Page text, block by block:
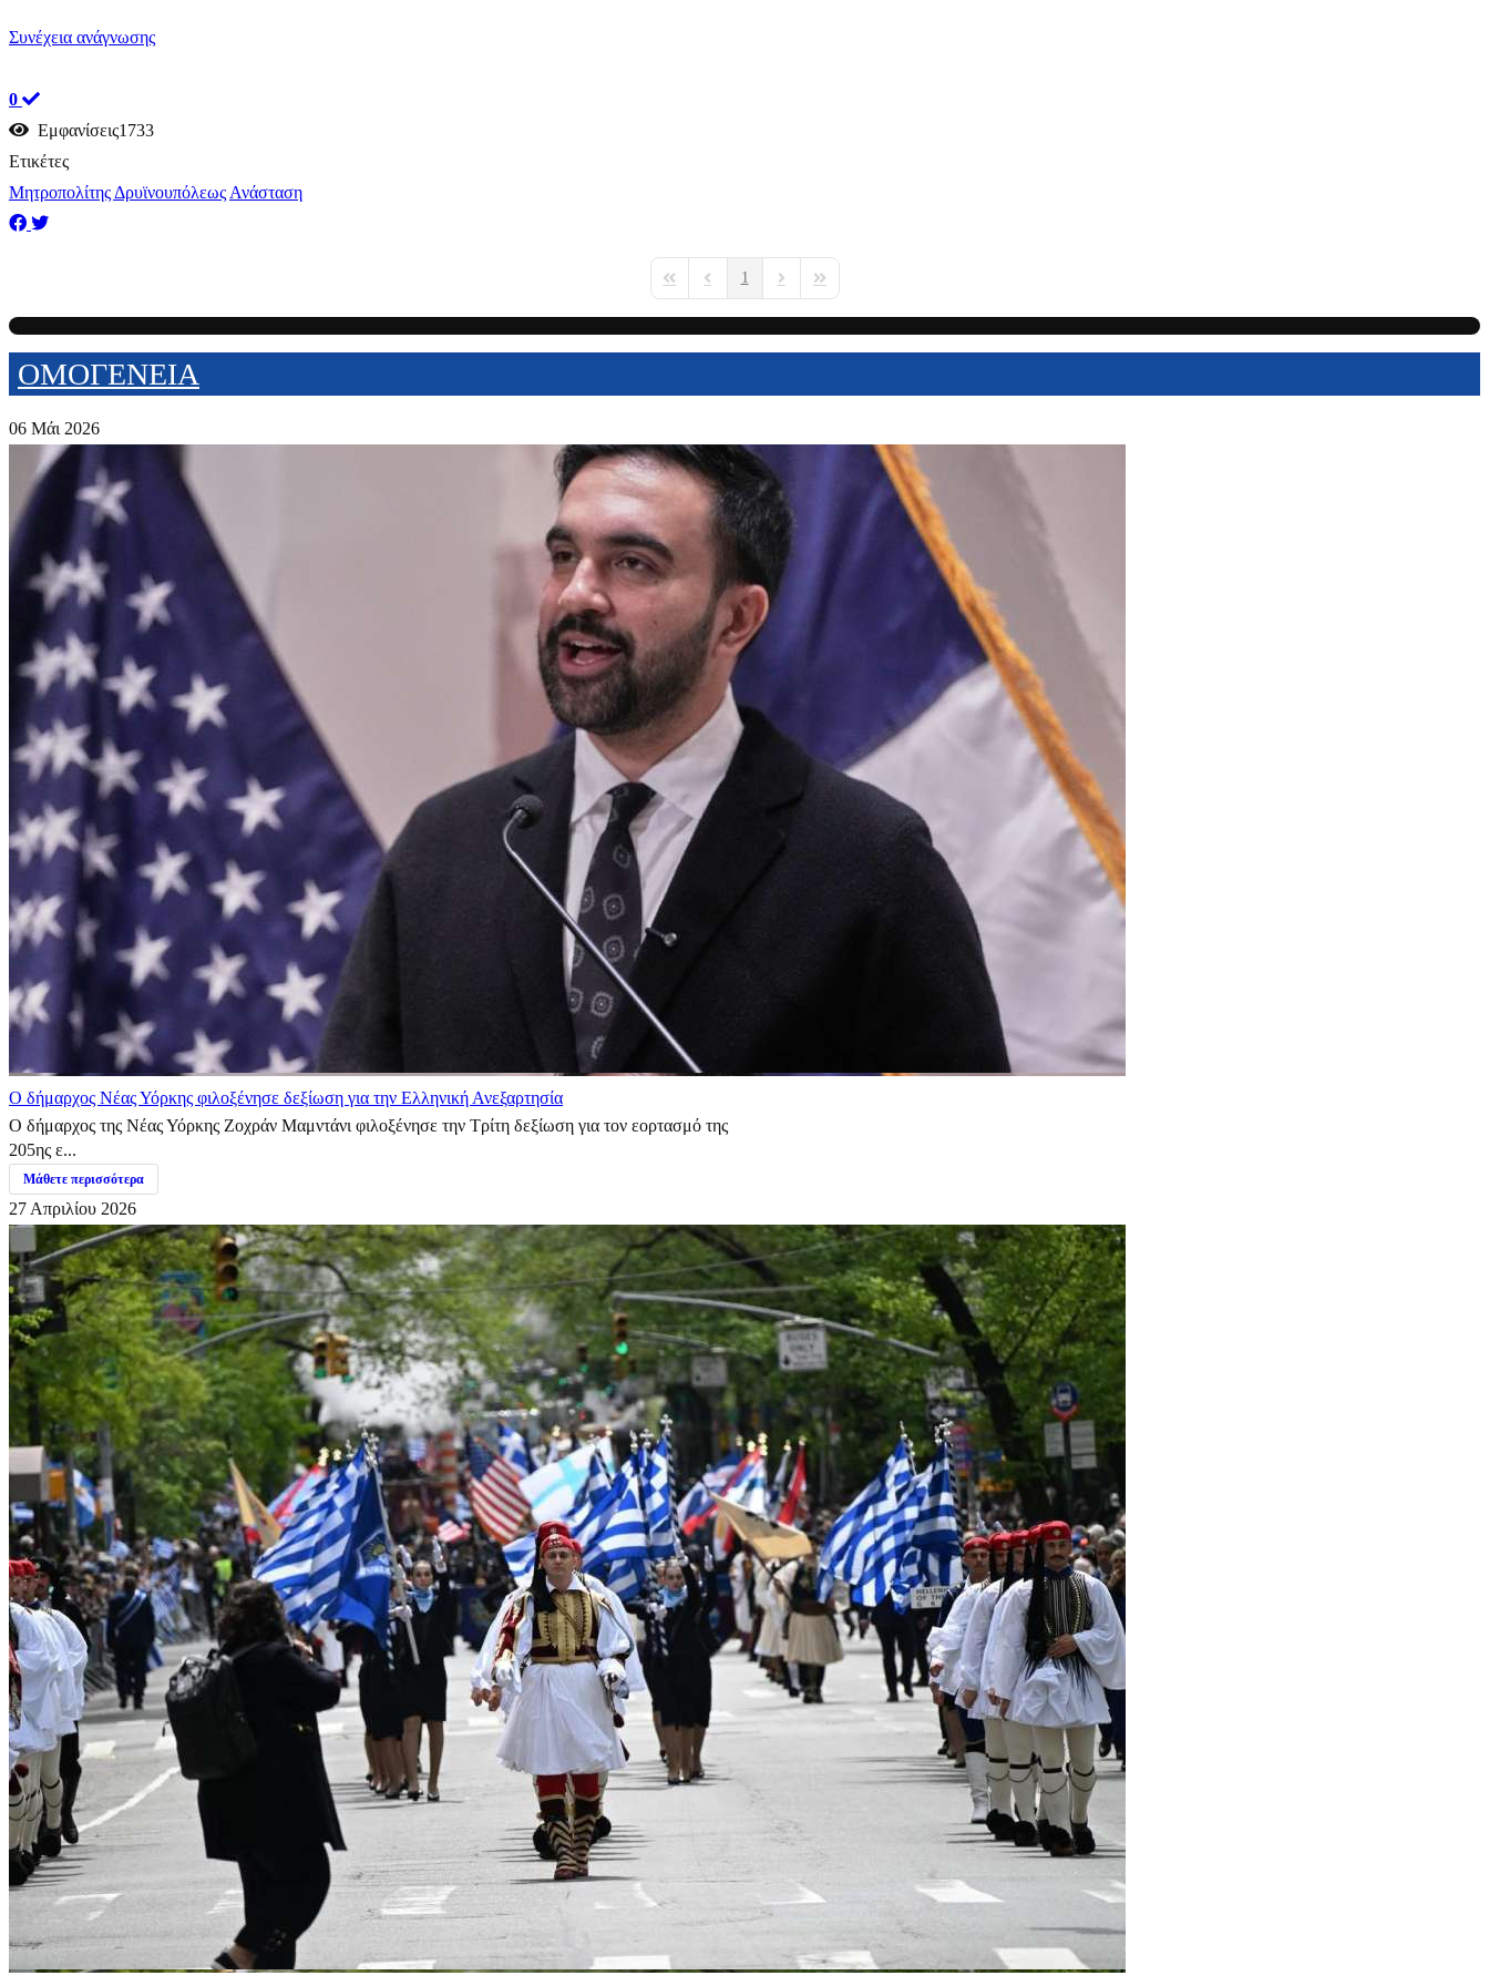
Συνέχεια ανάγνωσης
0
Εμφανίσεις1733
Ετικέτες
Μητροπολίτης Δρυϊνουπόλεως Ανάσταση
First PagePrevious Page
1
Next PageLast Page
ΟΜΟΓΕΝΕΙΑ
06 Μάι 2026
Ο δήμαρχος Νέας Υόρκης φιλοξένησε δεξίωση για την Ελληνική Ανεξαρτησία
Ο δήμαρχος της Νέας Υόρκης Ζοχράν Μαμντάνι φιλοξένησε την Τρίτη δεξίωση για τον εορτασμό της
205ης ε...
Μάθετε περισσότερα
27 Απριλίου 2026